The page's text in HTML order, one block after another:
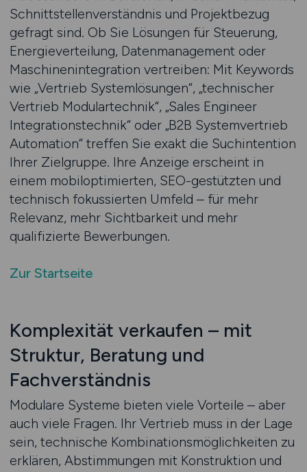
Schnittstellenverständnis und Projektbezug
gefragt sind. Ob Sie Lösungen für Steuerung,
Energieverteilung, Datenmanagement oder
Maschinenintegration vertreiben: Mit Keywords
wie „Vertrieb Systemlösungen“, „technischer
Vertrieb Modulartechnik“, „Sales Engineer
Integrationstechnik“ oder „B2B Systemvertrieb
Automation“ treffen Sie exakt die Suchintention
Ihrer Zielgruppe. Ihre Anzeige erscheint in
einem mobiloptimierten, SEO-gestützten und
technisch fokussierten Umfeld – für mehr
Relevanz, mehr Sichtbarkeit und mehr
qualifizierte Bewerbungen.
Zur Startseite
Komplexität verkaufen – mit
Struktur, Beratung und
Fachverständnis
Modulare Systeme bieten viele Vorteile – aber
auch viele Fragen. Ihr Vertrieb muss in der Lage
sein, technische Kombinationsmöglichkeiten zu
erklären, Abstimmungen mit Konstruktion und